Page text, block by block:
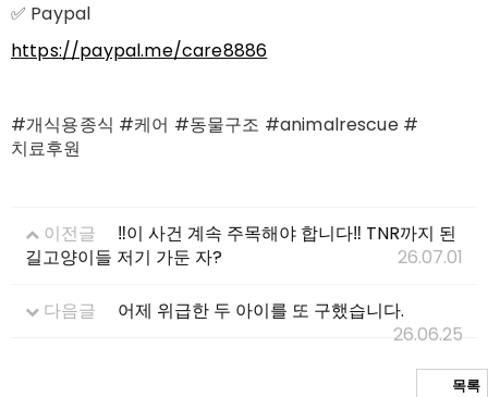
✅ Paypal
https://paypal.me/care8886
#개식용종식 #케어 #동물구조 #animalrescue #
치료후원
이전글
‼️이 사건 계속 주목해야 합니다‼️ TNR까지 된
길고양이들 저기 가둔 자?
26.07.01
다음글
어제 위급한 두 아이를 또 구했습니다.
26.06.25
목록